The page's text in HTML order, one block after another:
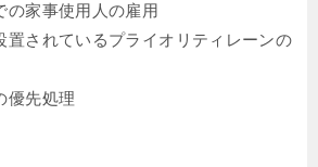
の家事使用人の雇用
置されているプライオリティレーンの
優先処理